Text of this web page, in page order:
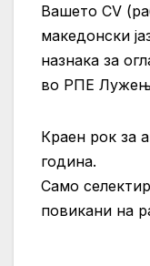
Вашето CV
македонски
назнака за
во РПЕ
Краен рок за
година.
Само
повикани на